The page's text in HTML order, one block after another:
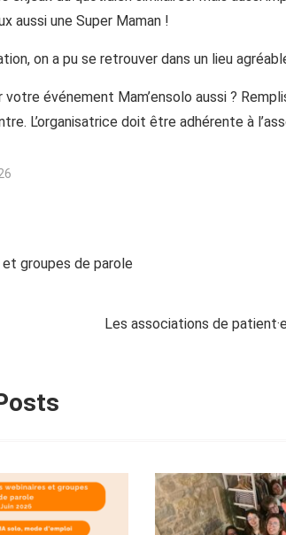
aussi une Super Maman !
on a pu se retrouver dans un lieu
votre événement Mam’ensolo aussi ?
L’organisatrice doit être adhérente à
et groupes de parole
Les associations de